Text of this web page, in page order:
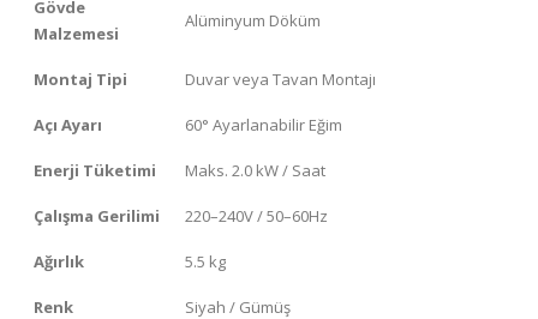
Gövde
Malzemesi
Alüminyum Döküm
Montaj Tipi Duvar veya Tavan Montajı
Açı Ayarı 60° Ayarlanabilir Eğim
Enerji Tüketimi Maks. 2.0 kW / Saat
Çalışma Gerilimi 220–240V / 50–60Hz
Ağırlık 5.5 kg
Renk Siyah / Gümüş